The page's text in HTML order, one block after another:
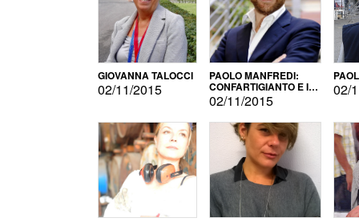
GIOVANNA TALOCCI
02/11/2015
PAOLO MANFREDI:
CONFARTIGIANTO E IL
SONDAGGIO
02/11/2015
02/